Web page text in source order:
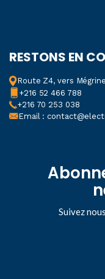
RESTONS EN
Route Z4, vers
+216 52 466 788
+216 70 253 038
Email :
Suivez